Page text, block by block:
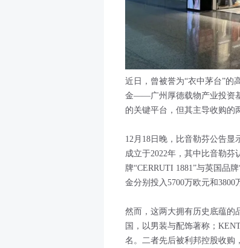
近日，曾被誉为“衣中茅台”的
金——广州厚德载物产业投资
的关键平台，但其主导收购的
12月18日晚，比音勒芬公告
成立于2022年，其中比音勒芬
牌“CERRUTI 1881”与英国品
金分别投入5700万欧元和3800
然而，这两大拥有历史底蕴的
国，以男装与配饰著称；
名。二者先后被利邦控股收购